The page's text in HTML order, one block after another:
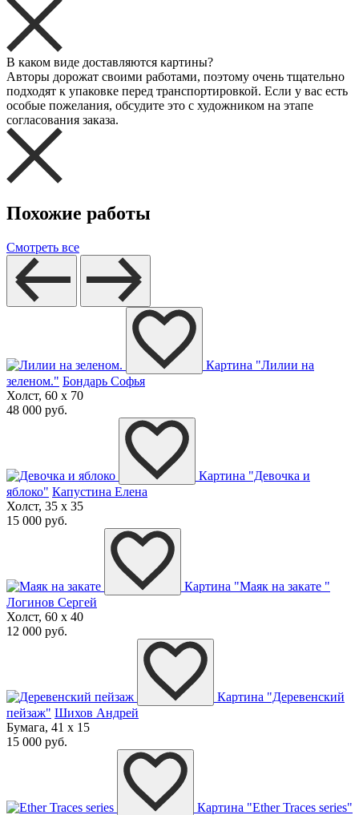
В каком виде доставляются картины?
Авторы дорожат своими работами, поэтому очень тщательно
подходят к упаковке перед транспортировкой. Если у вас есть
особые пожелания, обсудите это с художником на этапе
согласования заказа.
Похожие работы
Смотреть все
Картина "Лилии на
зеленом." Бондарь Софья
Холст, 60 x 70
48 000 руб.
Картина "Девочка и
яблоко" Капустина Елена
Холст, 35 x 35
15 000 руб.
Картина "Маяк на закате "
Логинов Сергей
Холст, 60 x 40
12 000 руб.
Картина "Деревенский
пейзаж" Шихов Андрей
Бумага, 41 x 15
15 000 руб.
Картина "Ether Traces series"